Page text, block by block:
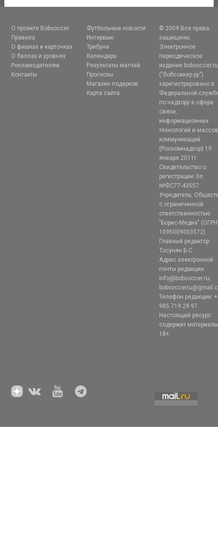
О проекте Bobsoccer
Правила
О фишках и карточках
О баллах и уровнях
Рекламодателям
Контакты
Футбольные новости
Интервью
Трибуна
Календарь
Результаты матчей
Прогнозы
Магазин подарков
Карта сайта
© 2009 Все права
защищены.
Электронное
периодическое
издание bobsoccer.ru
("бобсоккер.ру")
зарегистрировано в
Федеральной
по надзору в сфере
связи,
информационных
технологий и
коммуникаций
(Роскомнадзор) 19
января 2011г.
Свидетельство о
регистрации Эл
№ФС77-43557.
Учредитель:
с ограниченной
ответственностью
"Борис-Медиа" (ОГРН
1095009003572)
Главный редактор:
Тосунян Б.С.
Адрес электронной
почты редакции:
info@bobsoccer.ru;
Телефон редакции:
985 719 29 97
Настоящий ресурс
содержит
18+